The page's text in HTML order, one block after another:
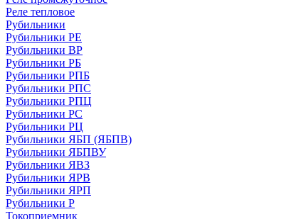
Реле тепловое
Рубильники
Рубильники РЕ
Рубильники ВР
Рубильники РБ
Рубильники РПБ
Рубильники РПС
Рубильники РПЦ
Рубильники РС
Рубильники РЦ
Рубильники ЯБП (ЯБПВ)
Рубильники ЯБПВУ
Рубильники ЯВЗ
Рубильники ЯРВ
Рубильники ЯРП
Рубильники Р
Токоприемник